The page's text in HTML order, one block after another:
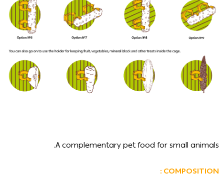
A complementary pet food for small animals.
COMPOSITION :